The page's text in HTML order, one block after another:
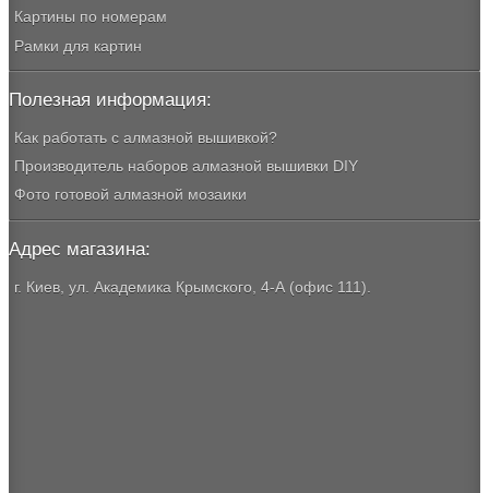
Картины по номерам
Рамки для картин
Полезная информация:
Как работать с алмазной вышивкой?
Производитель наборов алмазной вышивки DIY
Фото готовой алмазной мозаики
Адрес магазина:
г. Киев, ул. Академика Крымского, 4-А (офис 111).